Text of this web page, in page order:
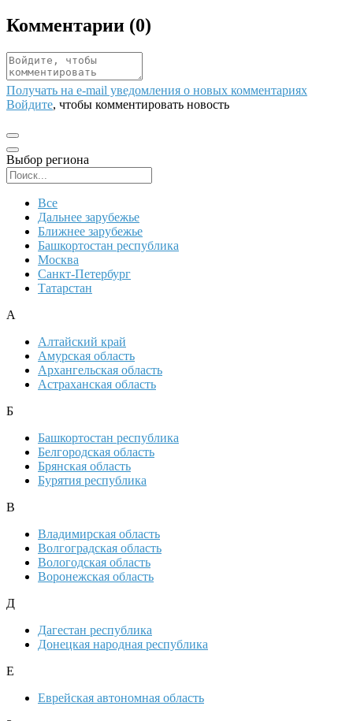
Комментарии (0)
Получать на e‑mail уведомления о новых комментариях
Войдите, чтобы комментировать новость
Выбор региона
Все
Дальнее зарубежье
Ближнее зарубежье
Башкортостан республика
Москва
Санкт-Петербург
Татарстан
А
Алтайский край
Амурская область
Архангельская область
Астраханская область
Б
Башкортостан республика
Белгородская область
Брянская область
Бурятия республика
В
Владимирская область
Волгоградская область
Вологодская область
Воронежская область
Д
Дагестан республика
Донецкая народная республика
Е
Еврейская автономная область